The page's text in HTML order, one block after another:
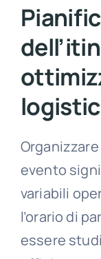
evento
variabili
l’orario di
essere